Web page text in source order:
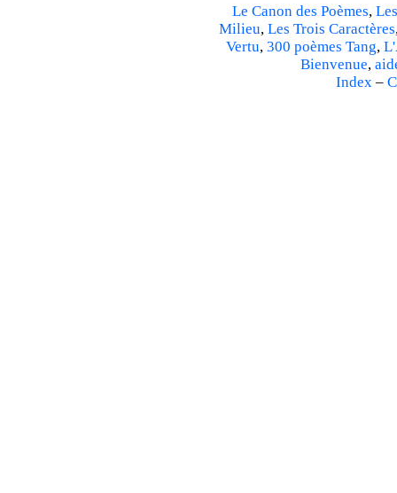
Le Canon des Poèmes,
Milieu, Les Trois Caractères
Vertu, 300 poèmes Tang,
Bienvenue,
Index–